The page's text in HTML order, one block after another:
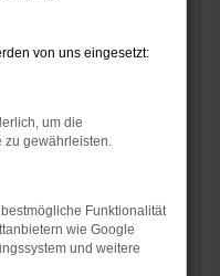
Beispiel deine
können
verhindern.
anderen Browser
von uns eingesetzt:
um die
zu gewährleisten.
Funktionalität
wie Google
und weitere